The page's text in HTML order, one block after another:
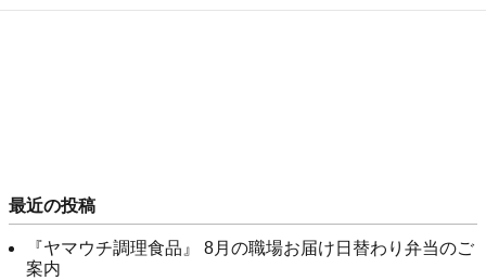
最近の投稿
『ヤマウチ調理食品』 8月の職場お届け日替わり弁当のご
案内